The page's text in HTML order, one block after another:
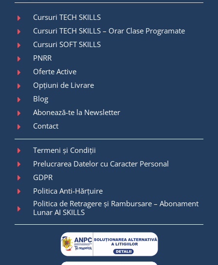
Cursuri TECH SKILLS
Cursuri TECH SKILLS – Orar Clase Programate
Cursuri SOFT SKILLS
PNRR
Oferte Active
Opțiuni de Livrare
Blog
Abonează-te la Newsletter
Contact
Termeni și Condiții
Prelucrarea Datelor cu Caracter Personal
GDPR
Politica Anti-Hărțuire
Politica de Retragere și Rambursare – Abonament
Lunar AI SKILLS